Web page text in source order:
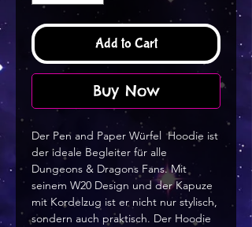
Add to Cart
Buy Now
Der Pen and Paper Würfel  Hoodie ist
der ideale Begleiter für alle
Dungeons & Dragons Fans. Mit
seinem W20 Design und der Kapuze
mit Kordelzug ist er nicht nur stylisch,
sondern auch praktisch. Der Hoodie